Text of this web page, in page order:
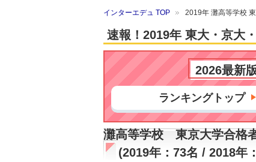
インターエデュ TOP 2019年 灘高等学校
速報！2019年 東大・京大
2026最新
ランキングトップ
灘高等学校 東京大学合格
(2019年：73名 / 2018年